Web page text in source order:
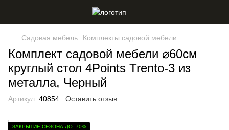
Садовая мебель Комплекты садовой мебели
Комплект садовой мебели ⌀60см
круглый стол 4Points Trento-3 из
металла, Черный
Артикул: 40854 Оставить отзыв
ЗАКРЫТИЕ СЕЗОНА ДО -70%